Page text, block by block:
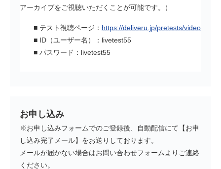
アーカイブをご視聴いただくことが可能です。）
■ テスト視聴ページ： https://deliveru.jp/pretests/video
■ ID（ユーザー名）：livetest55
■ パスワード：livetest55
お申し込み
※お申し込みフォームでのご登録後、自動配信にて【お申
し込み完了メール】をお送りしております。
メールが届かない場合はお問い合わせフォームよりご連絡
ください。